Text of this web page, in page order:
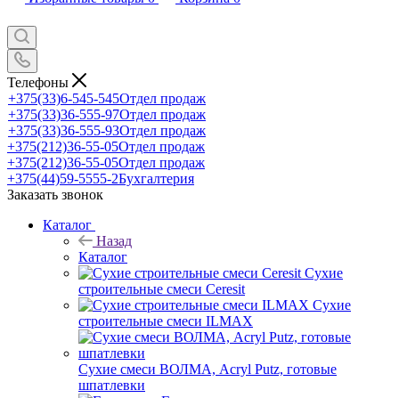
Телефоны
+375(33)6-545-545Отдел продаж
+375(33)36-555-97Отдел продаж
+375(33)36-555-93Отдел продаж
+375(212)36-55-05Отдел продаж
+375(212)36-55-05Отдел продаж
+375(44)59-5555-2Бухгалтерия
Заказать звонок
Каталог
Назад
Каталог
Сухие
строительные смеси Ceresit
Сухие
строительные смеси ILMAX
Сухие смеси ВОЛМА, Acryl Putz, готовые
шпатлевки